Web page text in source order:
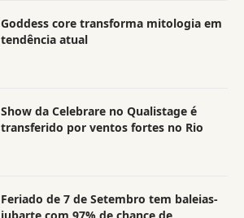
Goddess core transforma mitologia em
tendência atual
Show da Celebrare no Qualistage é
transferido por ventos fortes no Rio
Feriado de 7 de Setembro tem baleias-